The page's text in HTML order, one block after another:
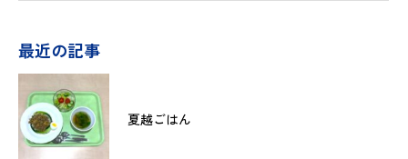
最近の記事
夏越ごはん